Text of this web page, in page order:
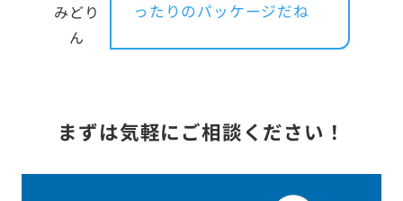
みどり
ん
ったりのパッケージだね
まずは気軽にご相談ください！